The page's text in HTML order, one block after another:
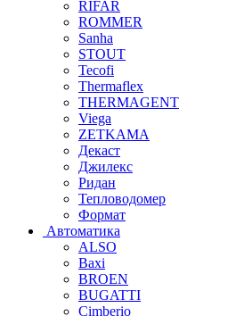
RIFAR
ROMMER
Sanha
STOUT
Tecofi
Thermaflex
THERMAGENT
Viega
ZETKAMA
Декаст
Джилекс
Ридан
Тепловодомер
Формат
Автоматика
ALSO
Baxi
BROEN
BUGATTI
Cimberio